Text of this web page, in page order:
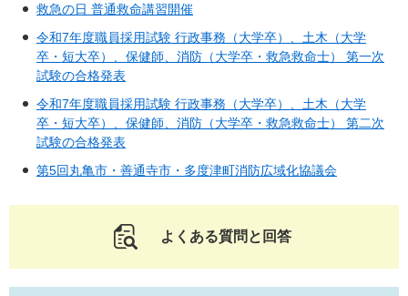
救急の日 普通救命講習開催
令和7年度職員採用試験 行政事務（大学卒）、土木（大学
卒・短大卒）、保健師、消防（大学卒・救急救命士） 第一次
試験の合格発表
令和7年度職員採用試験 行政事務（大学卒）、土木（大学
卒・短大卒）、保健師、消防（大学卒・救急救命士） 第二次
試験の合格発表
第5回丸亀市・善通寺市・多度津町消防広域化協議会
よくある質問と回答